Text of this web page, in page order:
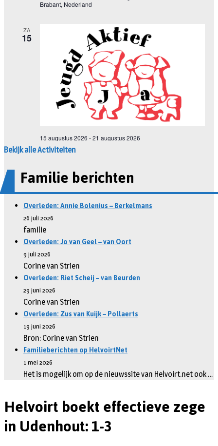
Bekijk alle Activiteiten
Familie berichten
Overleden: Annie Bolenius – Berkelmans
26 juli 2026
familie
Overleden: Jo van Geel – van Oort
9 juli 2026
Corine van Strien
Overleden: Riet Scheij – van Beurden
29 juni 2026
Corine van Strien
Overleden: Zus van Kuijk – Pollaerts
19 juni 2026
Bron: Corine van Strien
Familieberichten op HelvoirtNet
1 mei 2026
Het is mogelijk om op de nieuwssite van Helvoirt.net ook …
Helvoirt boekt effectieve zege
in Udenhout: 1-3